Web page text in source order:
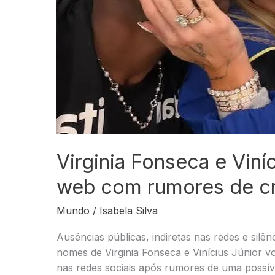
Virginia Fonseca e
web com rumores de
Mundo / Isabela Silva
Ausências públicas, indiretas nas redes e
nomes de Virginia Fonseca e Vinícius Júnior
nas redes sociais após rumores de uma